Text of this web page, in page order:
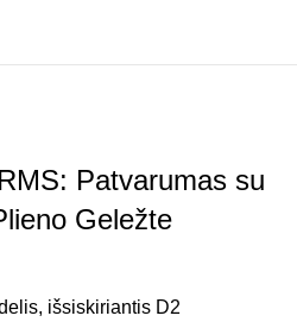
Patvarumas su
Geležte
išsiskiriantis D2